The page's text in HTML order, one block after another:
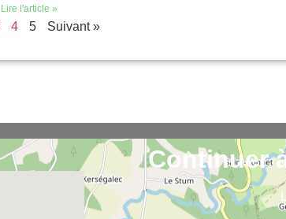
Lire l'article »
4 5 Suivant »
Continuer